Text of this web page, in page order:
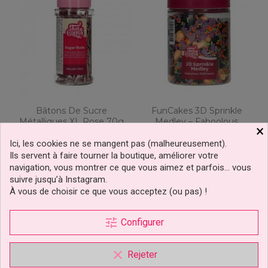
Bâtons De Sucre
Métalliques XL Rose 70g
4,49 €
Ajouter au panier
FunCakes 3D Sprinkle
Medley – Faboolous
Prix
6,49 €
Ajouter au panier
×
Ici, les cookies ne se mangent pas (malheureusement).
Ils servent à faire tourner la boutique, améliorer votre
navigation, vous montrer ce que vous aimez et parfois… vous
suivre jusqu’à Instagram.
À vous de choisir ce que vous acceptez (ou pas) !
tune Configurer
clear Rejeter